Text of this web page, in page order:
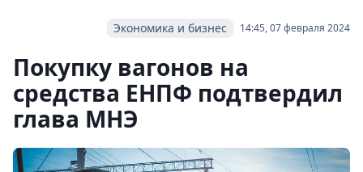
14:45, 07 февраля 2024
Экономика и бизнес
Покупку вагонов на
средства ЕНПФ подтвердил
глава МНЭ